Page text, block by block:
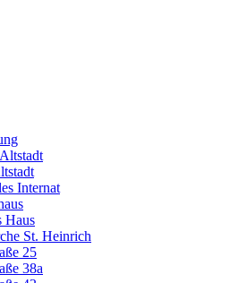
Internat
Haus
St. Heinrich
25
38a